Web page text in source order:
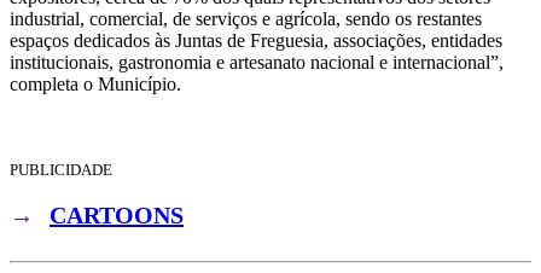
industrial, comercial, de serviços e agrícola, sendo os restantes
espaços dedicados às Juntas de Freguesia, associações, entidades
institucionais, gastronomia e artesanato nacional e internacional”,
completa o Município.
PUBLICIDADE
→ CARTOONS